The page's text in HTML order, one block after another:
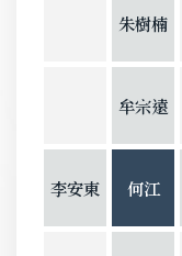
朱樹楠
牟宗遠
何江
李安東